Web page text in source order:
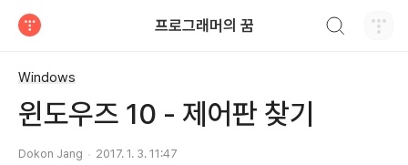
프로그래머의 꿈
Windows
윈도우즈 10 - 제어판 찾기
Dokon Jang 2017. 1. 3. 11:47